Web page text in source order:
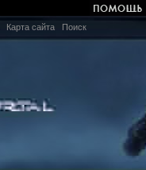
Карта сайта Поиск